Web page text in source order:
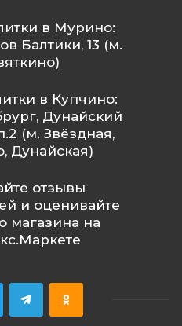
в Мурино:
Балтики, 13 (м.
в Купчино:
Дунайский
(м. Звёздная,
Дунайская)